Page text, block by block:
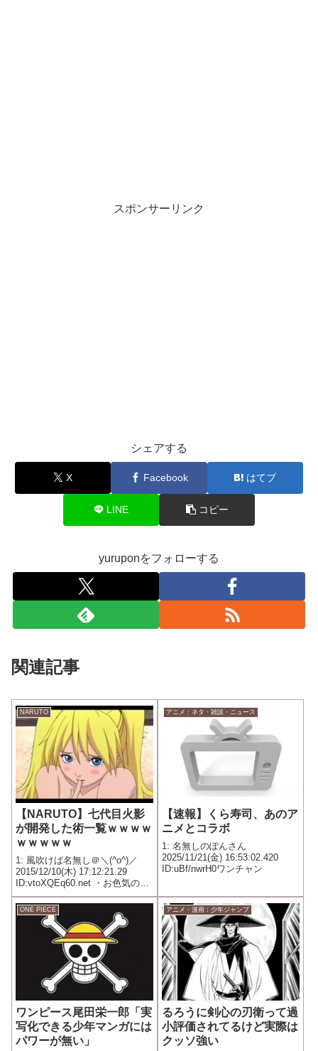
スポンサーリンク
シェアする
X Facebook はてブ
LINE コピー
yuruponをフォローする
関連記事
NARUTO
【NARUTO】七代目火影
が開発した術一覧ｗｗｗｗ
ｗｗｗｗｗ
1: 風吹けば名無し＠＼(^o^)／
2015/12/10(木) 17:12:21.29
ID:vtoXQEq60.net ・お色気の術
・ハーレムの術 ぐう有能
アニメ：ネタ・雑談・ニュース
【速報】くら寿司、あのア
ニメとコラボ
1: 名無しのぽんさん
2025/11/21(金) 16:53:02.420
ID:uBf/nwrH0ワンチャン
ONE PIECE
ワンピース尾田栄一郎「実
写化できる少年マンガには
パワーが無い」
アニメ・漫画：少年ジャンプ
るろうに剣心の刃衛って過
小評価されてるけど実際は
クッソ強い